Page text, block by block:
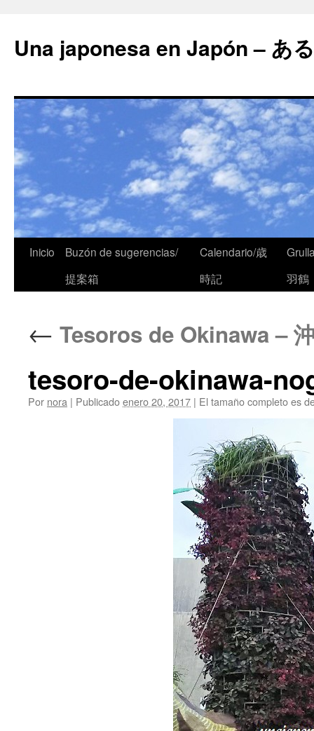
Una japonesa en Japón – あ
Inicio
Buzón de sugerencias/
提案箱
Calendario/歳
時記
羽鶴
← Tesoros de Okinawa –
tesoro-de-okinawa-
Por nora | Publicadoenero 20, 2017 | El tamaño completo es